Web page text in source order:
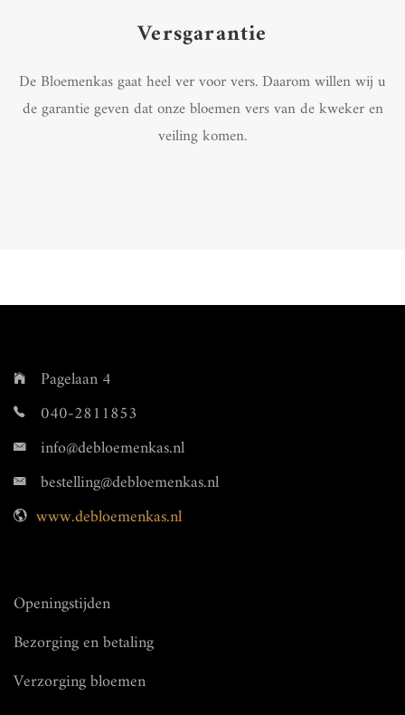
Versgarantie
De Bloemenkas gaat heel ver voor vers. Daarom willen wij u
de garantie geven dat onze bloemen vers van de kweker en
veiling komen.
Pagelaan 4
040-2811853
info@debloemenkas.nl
bestelling@debloemenkas.nl
www.debloemenkas.nl
Openingstijden
Bezorging en betaling
Verzorging bloemen